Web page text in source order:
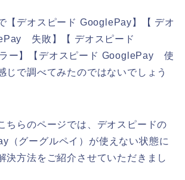
【デオスピード GooglePay】【 デオ
失敗】【 デオスピード
ー】【デオスピード GooglePay 使
じで調べてみたのではないでしょう
ちらのページでは、デオスピードの
（グーグルペイ）が使えない状態に
決方法をご紹介させていただきまし